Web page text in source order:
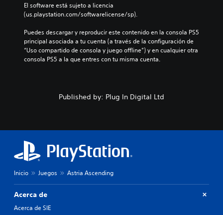
El software está sujeto a licencia
(us.playstation.com/softwarelicense/sp).
Puedes descargar y reproducir este contenido en la consola PS5
principal asociada a tu cuenta (a través de la configuración de
“Uso compartido de consola y juego offline”) y en cualquier otra
consola PS5 a la que entres con tu misma cuenta.
Published by: Plug In Digital Ltd
Inicio Juegos Astria Ascending
Acerca de
Acerca de SIE